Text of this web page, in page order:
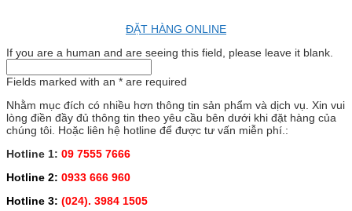
ĐẶT HÀNG ONLINE
If you are a human and are seeing this field, please leave it blank.
Fields marked with an * are required
Nhằm mục đích có nhiều hơn thông tin sản phẩm và dịch vụ. Xin vui
lòng điền đầy đủ thông tin theo yêu cầu bên dưới khi đặt hàng của
chúng tôi. Hoặc liên hệ hotline để được tư vấn miễn phí.:
Hotline 1: 09 7555 7666
Hotline 2: 0933 666 960
Hotline 3: (024). 3984 1505